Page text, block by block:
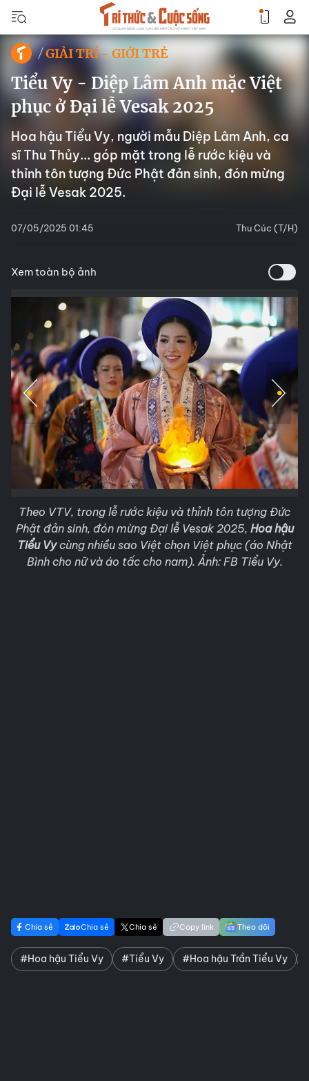
GIẢI TRÍ - GIỚI TRẺ
Tiểu Vy - Diệp Lâm Anh mặc Việt
phục ở Đại lễ Vesak 2025
Hoa hậu Tiểu Vy, người mẫu Diệp Lâm Anh, ca
sĩ Thu Thủy... góp mặt trong lễ rước kiệu và
thỉnh tôn tượng Đức Phật đản sinh, đón mừng
Đại lễ Vesak 2025.
07/05/2025 01:45 Thu Cúc (T/H)
Xem toàn bộ ảnh
Theo VTV, trong lễ rước kiệu và thỉnh tôn tượng Đức
Phật đản sinh, đón mừng Đại lễ Vesak 2025, Hoa hậu
Tiểu Vycùng nhiều sao Việt chọn Việt phục (áo Nhật
Bình cho nữ và áo tấc cho nam). Ảnh: FB Tiểu Vy.
Chia sẻ Chia sẻ Chia sẻ Copy link Theo dõi
#Hoa hậu Tiểu Vy #Tiểu Vy #Hoa hậu Trần Tiểu Vy